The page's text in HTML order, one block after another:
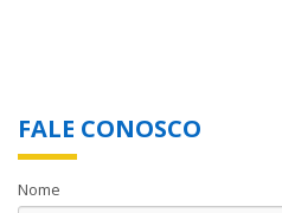
FALE CONOSCO
Nome